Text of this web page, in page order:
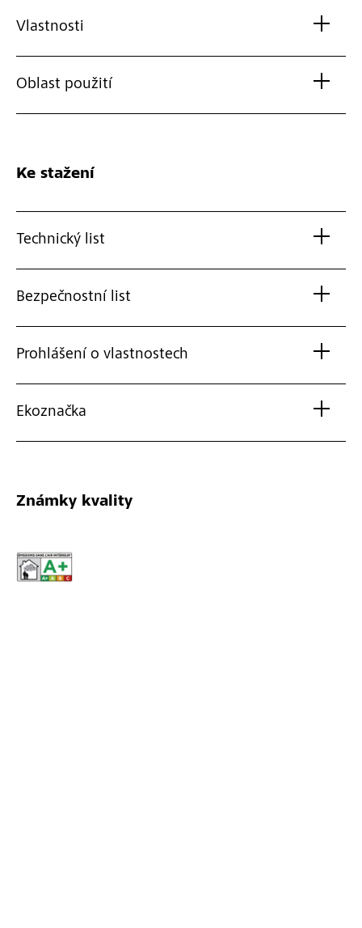
Vlastnosti
Oblast použití
Ke stažení
Technický list
Bezpečnostní list
Prohlášení o vlastnostech
Ekoznačka
Známky kvality